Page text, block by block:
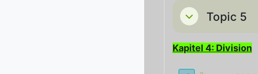
EinklappenTopic 5
Kapitel 4: Division